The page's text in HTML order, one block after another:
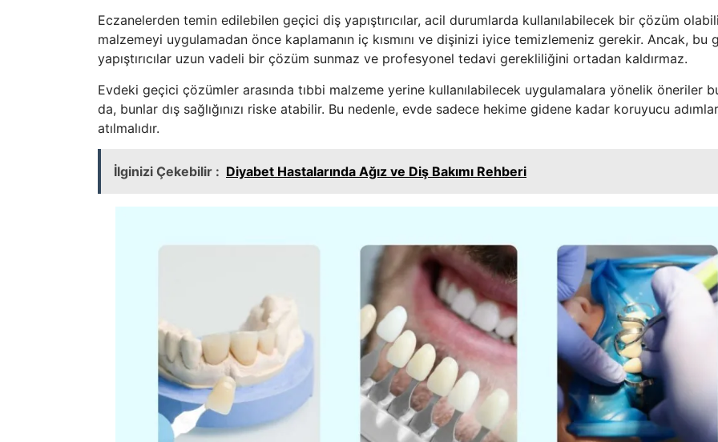
Eczanelerden temin edilebilen geçici diş yapıştırıcılar, acil durumlarda kullanılabilecek bir çözüm
malzemeyi uygulamadan önce kaplamanın iç kısmını ve dişinizi iyice temizlemeniz gerekir. Ancak, bu
yapıştırıcılar uzun vadeli bir çözüm sunmaz ve profesyonel tedavi gerekliliğini ortadan kaldırmaz.
Evdeki geçici çözümler arasında tıbbi malzeme yerine kullanılabilecek uygulamalara yönelik öneriler
da, bunlar dış sağlığınızı riske atabilir. Bu nedenle, evde sadece hekime gidene kadar koruyucu adımlar
atılmalıdır.
İlginizi Çekebilir : Diyabet Hastalarında Ağız ve Diş Bakımı Rehberi